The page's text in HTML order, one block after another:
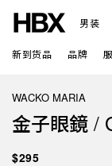
男装
新到货品 品牌
WACKO MARIA
金子眼鏡 /
$295